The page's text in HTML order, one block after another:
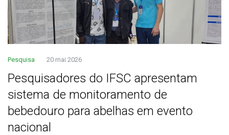
Pesquisa 20 mai 2026
Pesquisadores do IFSC apresentam
sistema de monitoramento de
bebedouro para abelhas em evento
nacional